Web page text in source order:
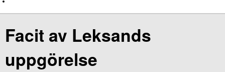
Facit av Leksands
uppgörelse